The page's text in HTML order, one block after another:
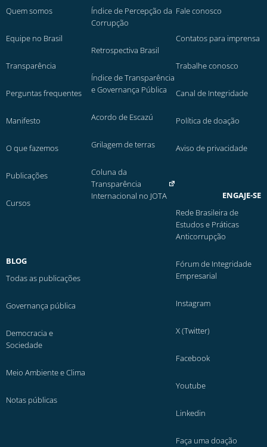
Quem somos
Equipe no Brasil
Transparência
Perguntas frequentes
Manifesto
O que fazemos
Publicações
Cursos
BLOG
Todas as publicações
Governança pública
Democracia e
Sociedade
Meio Ambiente e Clima
Notas públicas
Índice de Percepção da
Corrupção
Retrospectiva Brasil
Índice de Transparência
e Governança Pública
Acordo de Escazú
Grilagem de terras
Coluna da
Transparência
Internacional no JOTA
Fale conosco
Contatos para imprensa
Trabalhe conosco
Canal de Integridade
Política de doação
Aviso de privacidade
ENGAJE-SE
Rede Brasileira de
Estudos e Práticas
Anticorrupção
Fórum de Integridade
Empresarial
Instagram
X (Twitter)
Facebook
Youtube
Linkedin
Faça uma doação